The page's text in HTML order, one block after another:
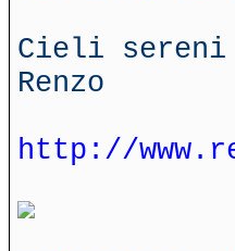
Cieli sereni
Renzo
http://